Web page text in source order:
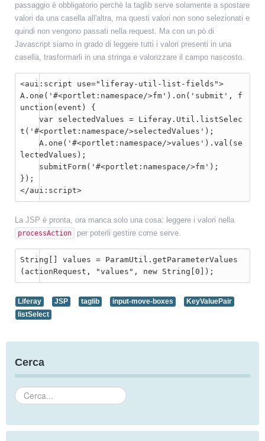
passaggio è obbligatorio perchè la taglib serve solamente a spostare
valori da una casella all'altra, ma questi valori non sono selezionati e
quindi non vengono passati nella request. Ma con un pò di
Javascript siamo in grado di leggere tutti i valori presenti in una
casella, trasformarli in una stringa e valorizzare il campo nascosto.
<aui:script use="liferay-util-list-fields">
A.one('#<portlet:namespace/>fm').on('submit', f
unction(event) {
t('#<portlet:namespace/>selectedValues');
lectedValues);
});
</aui:script>
La JSP è pronta, ora manca solo una cosa: leggere i valori nella
processAction per poterli gestire come serve.
String[] values = ParamUtil.getParameterValues
(actionRequest, "values", new String[0]);
Liferay JSP taglib input-move-boxes
KeyValuePair
listSelect
Cerca
Cerca...